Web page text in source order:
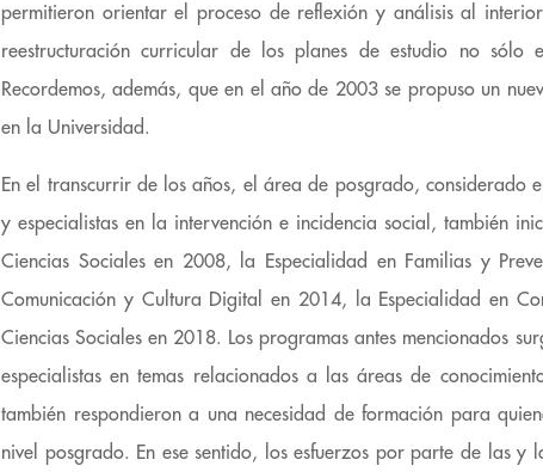
permitieron orientar el proceso de reflexión y análisis al
reestructuración curricular de los planes de estudio no sólo
Recordemos, además, que en el año de 2003 se propuso un
en la Universidad.
En el transcurrir de los años, el área de posgrado, considerado
y especialistas en la intervención e incidencia social, también
Ciencias Sociales en 2008, la Especialidad en Familias y
Comunicación y Cultura Digital en 2014, la Especialidad en
Ciencias Sociales en 2018. Los programas antes mencionados
especialistas en temas relacionados a las áreas de
también respondieron a una necesidad de formación para
nivel posgrado. En ese sentido, los esfuerzos por parte de las y